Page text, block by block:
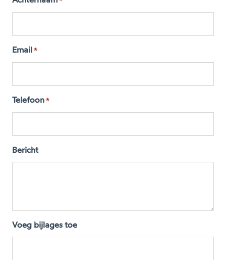
Email *
Telefoon *
Bericht
Voeg bijlages toe